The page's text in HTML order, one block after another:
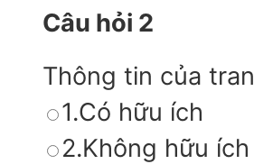
Câu hỏi 2
Thông tin của
1.Có hữu ích
2.Không hữu ích